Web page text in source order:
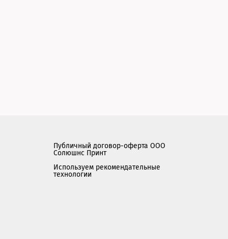
Публичный договор-оферта ООО
Солюшнс Принт
Используем рекомендательные
технологии